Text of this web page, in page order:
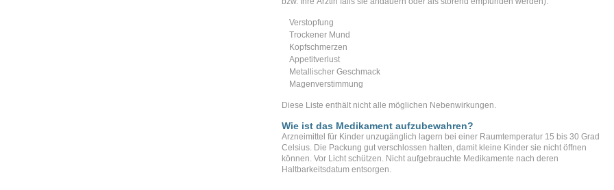
Verstopfung
Trockener Mund
Kopfschmerzen
Appetitverlust
Metallischer Geschmack
Magenverstimmung
Diese Liste enthält nicht alle möglichen Nebenwirkungen.
Wie ist das Medikament aufzubewahren?
Arzneimittel für Kinder unzugänglich lagern bei einer Raumtemperatur 15 bis 30 Grad
Celsius. Die Packung gut verschlossen halten, damit kleine Kinder sie nicht öffnen
können. Vor Licht schützen. Nicht aufgebrauchte Medikamente nach deren
Haltbarkeitsdatum entsorgen.